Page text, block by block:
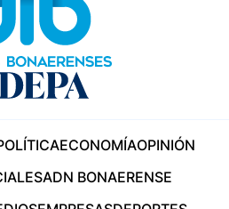
ECONOMÍAOPINIÓN
ADN BONAERENSE